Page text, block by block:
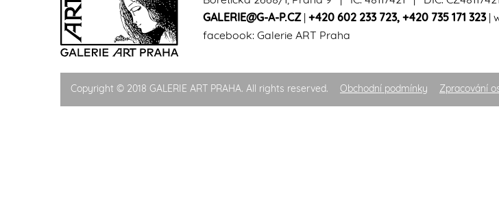
GALERIE@G-A-P.CZ| +420 602 233 723, +420 735 171 323|
facebook: Galerie ART Praha
Copyright © 2018 GALERIE ART PRAHA. All rights reserved. Obchodní podmínky Zpracování